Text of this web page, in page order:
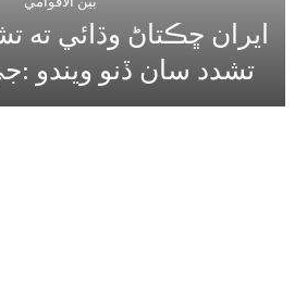
ايران ڇڪتاڻ وڌائي ته
تشدد سان ڏنو ويندو